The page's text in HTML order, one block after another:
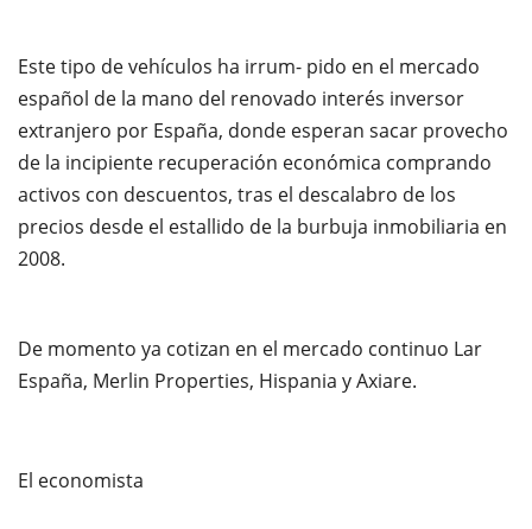
Este tipo de vehículos ha irrum- pido en el mercado
español de la mano del renovado interés inversor
extranjero por España, donde esperan sacar provecho
de la incipiente recuperación económica comprando
activos con descuentos, tras el descalabro de los
precios desde el estallido de la burbuja inmobiliaria en
2008.
De momento ya cotizan en el mercado continuo Lar
España, Merlin Properties, Hispania y Axiare.
El economista